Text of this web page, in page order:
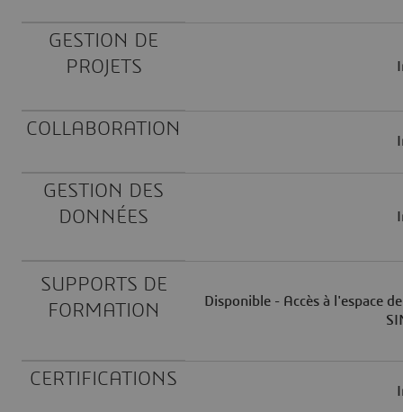
GESTION DE
PROJETS
COLLABORATION
GESTION DES
DONNÉES
SUPPORTS DE
FORMATION
Disponible - Accès à l'espace
CERTIFICATIONS